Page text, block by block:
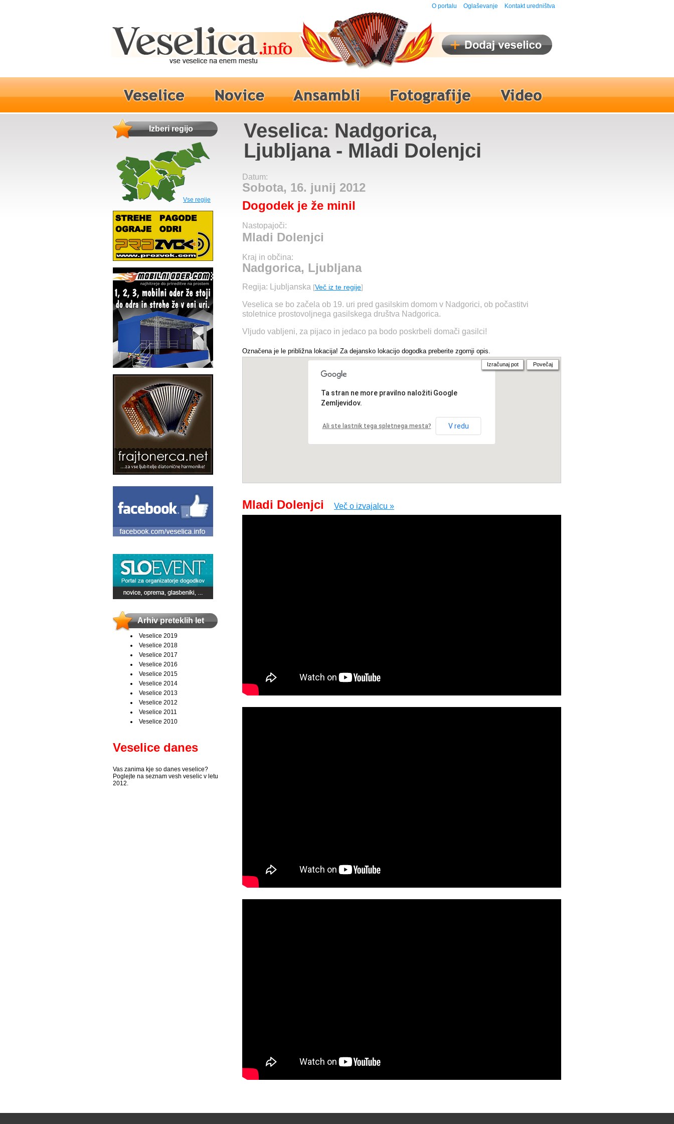
O portalu Oglaševanje Kontakt uredništva
Izberi regijo
Vse regije
Arhiv preteklih let
Veselice 2019
Veselice 2018
Veselice 2017
Veselice 2016
Veselice 2015
Veselice 2014
Veselice 2013
Veselice 2012
Veselice 2011
Veselice 2010
Veselice danes
Vas zanima kje so danes veselice?
Poglejte na seznam vesh veselic v letu
2012.
Veselica: Nadgorica,
Ljubljana - Mladi Dolenjci
Datum:
Sobota, 16. junij 2012
Dogodek je že minil
Nastopajoči:
Mladi Dolenjci
Kraj in občina:
Nadgorica, Ljubljana
Regija: Ljubljanska [Več iz te regije]
Veselica se bo začela ob 19. uri pred gasilskim domom v Nadgorici, ob počastitvi
stoletnice prostovoljnega gasilskega društva Nadgorica.
Vljudo vabljeni, za pijaco in jedaco pa bodo poskrbeli domači gasilci!
Označena je le približna lokacija! Za dejansko lokacijo dogodka preberite zgornji opis.
Ta stran ne more pravilno naložiti Google
Zemljevidov.
Ali ste lastnik tega spletnega mesta? V redu
Izračunaj pot Povečaj
Mladi Dolenjci Več o izvajalcu »